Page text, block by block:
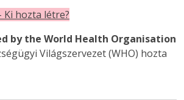
Ki hozta létre?
by the World Health Organisation
Világszervezet (WHO) hozta